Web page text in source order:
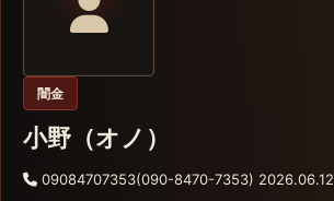
闇金
小野（オノ）
09084707353(090-8470-7353) 2026.06.12